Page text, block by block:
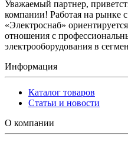
Уважаемый партнер,
компании! Работая на рынке
«Электроснаб»
отношения с
электрооборудования в
Информация
Каталог товаров
Статьи и новости
О компании